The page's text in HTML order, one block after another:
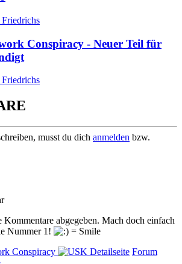
Conspiracy - Neuer Teil für
musst du dich anmelden bzw.
abgegeben. Mach doch einfach
Nummer 1!
Detailseite Forum